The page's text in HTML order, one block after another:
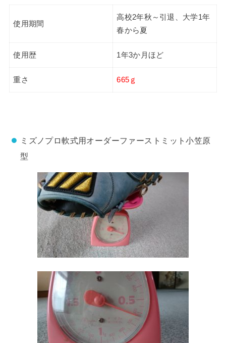
使用期間
高校2年秋～引退、大学1年
春から夏
使用歴 1年3か月ほど
重さ 665ｇ
ミズノプロ軟式用オーダーファーストミット小笠原
型